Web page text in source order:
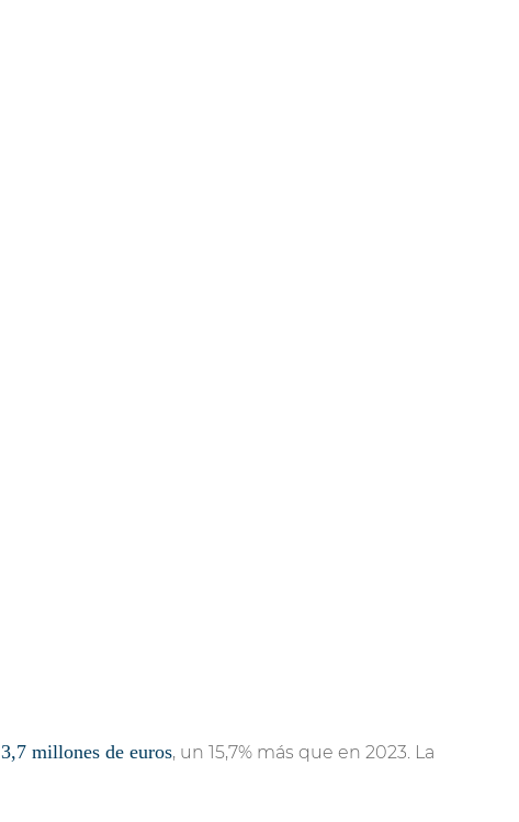
3,7 millones de euros, un 15,7% más que en 2023. La